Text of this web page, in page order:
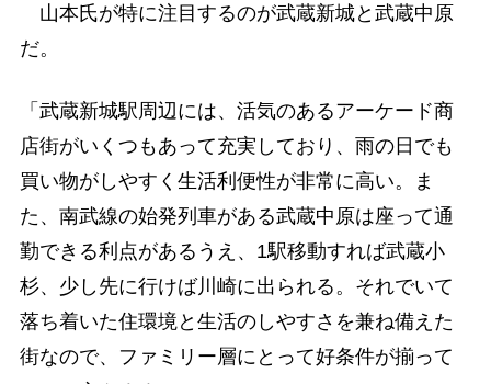
山本氏が特に注目するのが武蔵新城と武蔵中原
だ。
「武蔵新城駅周辺には、活気のあるアーケード商
店街がいくつもあって充実しており、雨の日でも
買い物がしやすく生活利便性が非常に高い。ま
た、南武線の始発列車がある武蔵中原は座って通
勤できる利点があるうえ、1駅移動すれば武蔵小
杉、少し先に行けば川崎に出られる。それでいて
落ち着いた住環境と生活のしやすさを兼ね備えた
街なので、ファミリー層にとって好条件が揃って